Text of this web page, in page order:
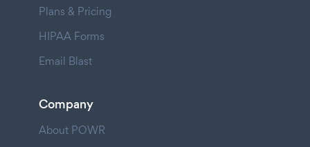
Plans & Pricing
HIPAA Forms
Email Blast
Company
About POWR